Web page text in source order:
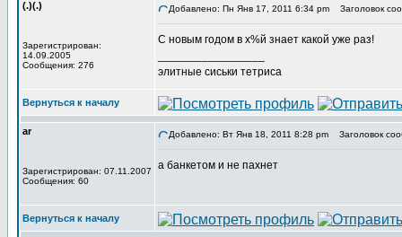
(.)(.)
Зарегистрирован:
14.09.2005
Сообщения: 276
Добавлено: Пн Янв 17, 2011 6:34 pm Заголовок
С новым годом в х%й знает какой уже раз!
элитные сиськи тетриса
Вернуться к началу
ar
Зарегистрирован: 07.11.2007
Сообщения: 60
Добавлено: Вт Янв 18, 2011 8:28 pm Заголовок
а банкетом и не пахнет
Вернуться к началу